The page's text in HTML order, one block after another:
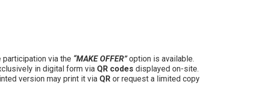
via the “MAKE OFFER”option is available.
in digital form via QR codes displayed on-site.
version may print it via QR or request a limited copy